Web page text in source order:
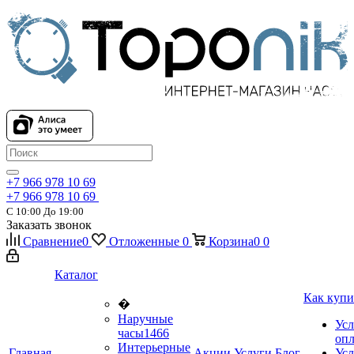
+7 966 978 10 69
+7 966 978 10 69
С 10:00 До 19:00
Заказать звонок
Сравнение0 Отложенные 0 Корзина0 0
Каталог
�
Наручные
часы1466
Интерьерные
Как